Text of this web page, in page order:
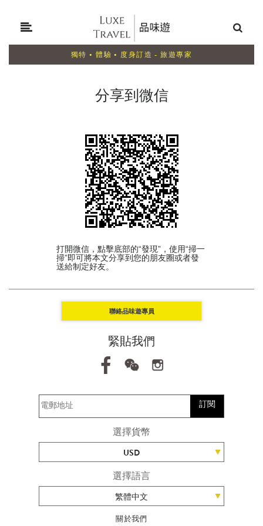
獨特 • 體驗 • 度身訂造 - 旅遊專家
分享到微信
打開微信，點擊底部的“發現”，使用“掃一
掃”即可將本文分享到您的朋友圈或者發
送給制定好友。
聯絡品味遊專員
緊貼我們
訂閱
選擇貨幣
USD
選擇語言
繁體中文
關於我們